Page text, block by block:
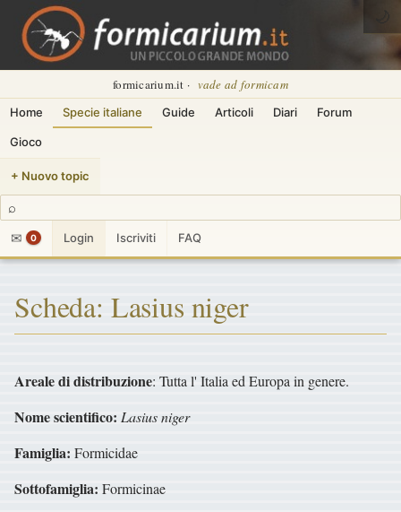
formicarium.it · vade ad formicam
Home Specie italiane Guide Articoli Diari Forum
Gioco
+ Nuovo topic
⌕
✉
0 Login Iscriviti FAQ
🌙
Scheda: Lasius niger
Areale di distribuzione: Tutta l' Italia ed Europa in genere.
Nome scientifico: Lasius niger
Famiglia: Formicidae
Sottofamiglia: Formicinae